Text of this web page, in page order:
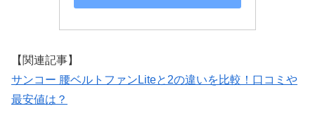
【関連記事】
サンコー 腰ベルトファンLiteと2の違いを比較！口コミや
最安値は？